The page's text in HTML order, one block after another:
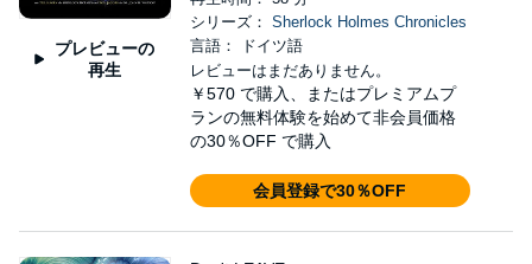
プレビューの
再生
シリーズ： Sherlock Holmes Chronicles
言語： ドイツ語
レビューはまだありません。
￥570 で購入、またはプレミアムプ
ランの無料体験を始めて非会員価格
の30％OFF で購入
会員登録で30％OFF